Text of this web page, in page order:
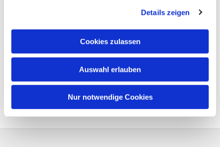
Details zeigen
Cookies zulassen
Auswahl erlauben
Nur notwendige Cookies